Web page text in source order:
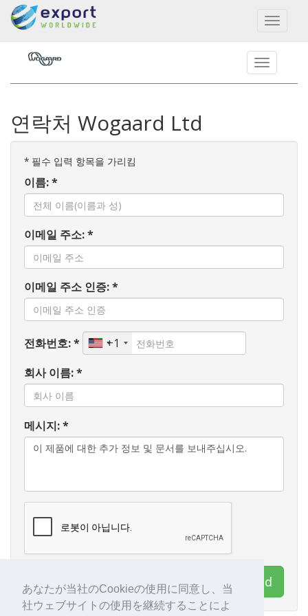
あなたが当社のCookieの使用に同意し、当
社ウェブサイトの使用を継続することによ
Toggle
연락처 Wogaard Ltd
* 필수 입력 항목을 가리킴
이름: *
이메일 주소: *
이메일 주소 인증: *
전화번호: *
+1
회사 이름: *
메시지: *
연락처 Wogaard Ltd